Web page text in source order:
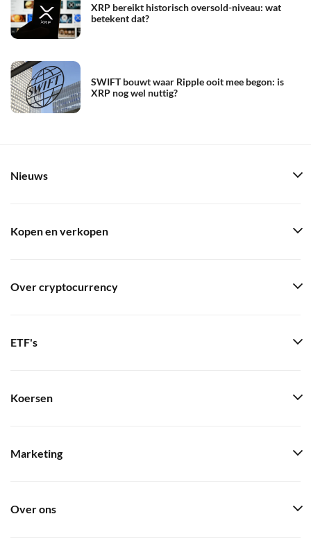
XRP bereikt historisch oversold-niveau: wat
betekent dat?
SWIFT bouwt waar Ripple ooit mee begon: is
XRP nog wel nuttig?
Nieuws
Kopen en verkopen
Over cryptocurrency
ETF's
Koersen
Marketing
Over ons